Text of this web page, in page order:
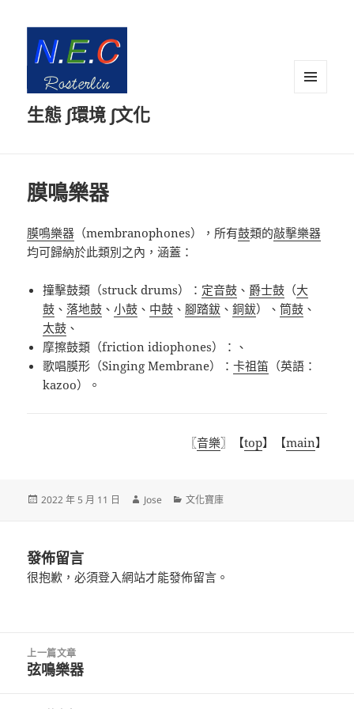
生態 ∫環境 ∫文化
膜鳴樂器
膜鳴樂器 （membranophones），所有鼓類的敲擊樂器
均可歸納於此類別之內，涵蓋：
撞擊鼓類（struck drums）： 定音鼓 、 爵士鼓 （大
鼓 、落地鼓 、小鼓 、 中鼓 、腳踏鈸 、銅鈸）、筒鼓 、
太鼓 、
摩擦鼓類（friction idiophones）：、
歌唱膜形（Singing Membrane）：卡祖笛 （英語：
kazoo）。
〖音樂〗【top】【main】
發
2022 年 5 月 11 日
作
Jose
分
文化寶庫
發佈留言
很抱歉，必須登入網站才能發佈留言。
上一篇文章
上
弦鳴樂器